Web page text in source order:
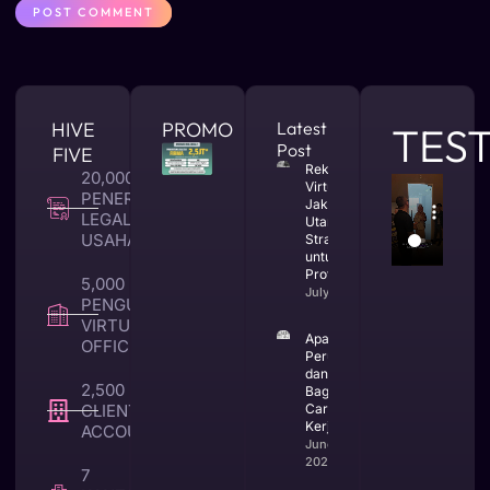
HIVE
FIVE
20,000 +
PENERBITAN
LEGALITAS
USAHA
5,000 +
PENGUNA
VIRTUAL
OFFICE
2,500 +
CLIENT TAX &
ACCOUNTING
7
PROMO
Latest
Post
Rekomendasi
Virtual Office
Jakarta
Utara yang
Strategis
untuk Bisnis
Profesional
July 23, 2026
Apa Itu CV
Perusahaan
dan
Bagaimana
Cara
Kerjanya
June 25,
2026